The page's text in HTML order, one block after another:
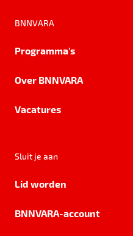
BNNVARA
Programma's
Over BNNVARA
Vacatures
Sluit je aan
Lid worden
BNNVARA-account